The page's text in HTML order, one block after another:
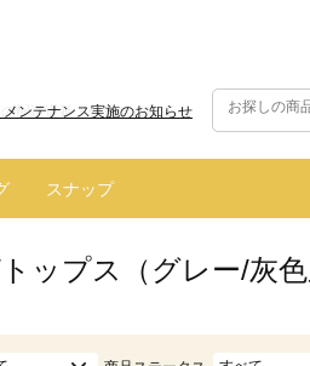
ンテナンス実施のお知らせ
スナップ
ップス（グレー/灰